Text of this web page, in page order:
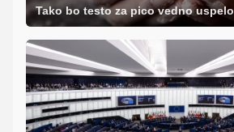
Tako bo testo za pico vedno uspelo